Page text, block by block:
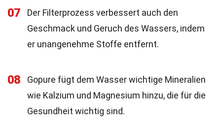
07
Der Filterprozess verbessert auch den
Geschmack und Geruch des Wassers, indem
er unangenehme Stoffe entfernt.
08
Gopure fügt dem Wasser wichtige Mineralien
wie Kalzium und Magnesium hinzu, die für die
Gesundheit wichtig sind.